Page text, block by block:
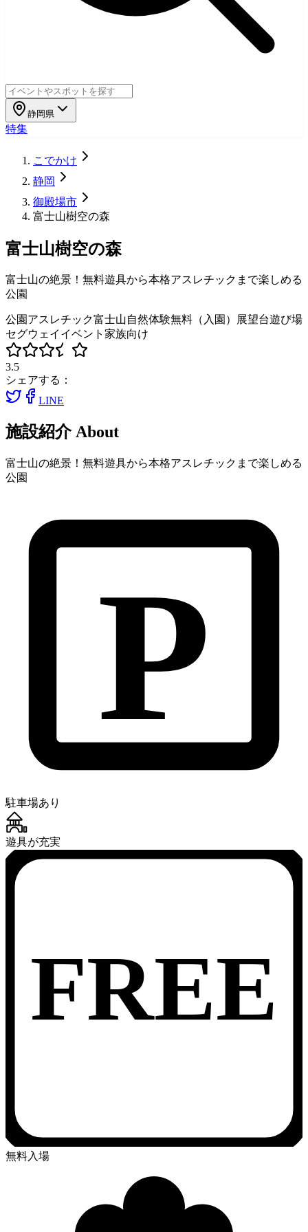
静岡県
特集
こでかけ
静岡
御殿場市
富士山樹空の森
富士山樹空の森
富士山の絶景！無料遊具から本格アスレチックまで楽しめる
公園
公園 アスレチック富士山自然体験無料（入園） 展望台遊び場
セグウェイ イベント 家族向け
3.5
シェアする：
LINE
施設紹介 About
富士山の絶景！無料遊具から本格アスレチックまで楽しめる
公園
P
駐車場あり
遊具が充実
FREE
無料入場